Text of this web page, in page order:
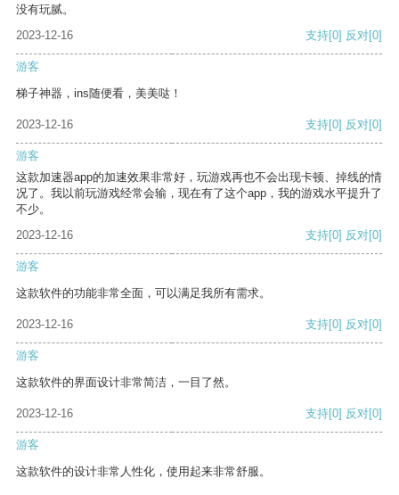
没有玩腻。
2023-12-16
支持[0] 反对[0]
游客
梯子神器，ins随便看，美美哒！
2023-12-16 支持[0] 反对[0]
游客
这款加速器app的加速效果非常好，玩游戏再也不会出现卡顿、掉线的情
况了。我以前玩游戏经常会输，现在有了这个app，我的游戏水平提升了
不少。
2023-12-16
支持[0] 反对[0]
游客
这款软件的功能非常全面，可以满足我所有需求。
2023-12-16 支持[0] 反对[0]
游客
这款软件的界面设计非常简洁，一目了然。
2023-12-16 支持[0] 反对[0]
游客
这款软件的设计非常人性化，使用起来非常舒服。